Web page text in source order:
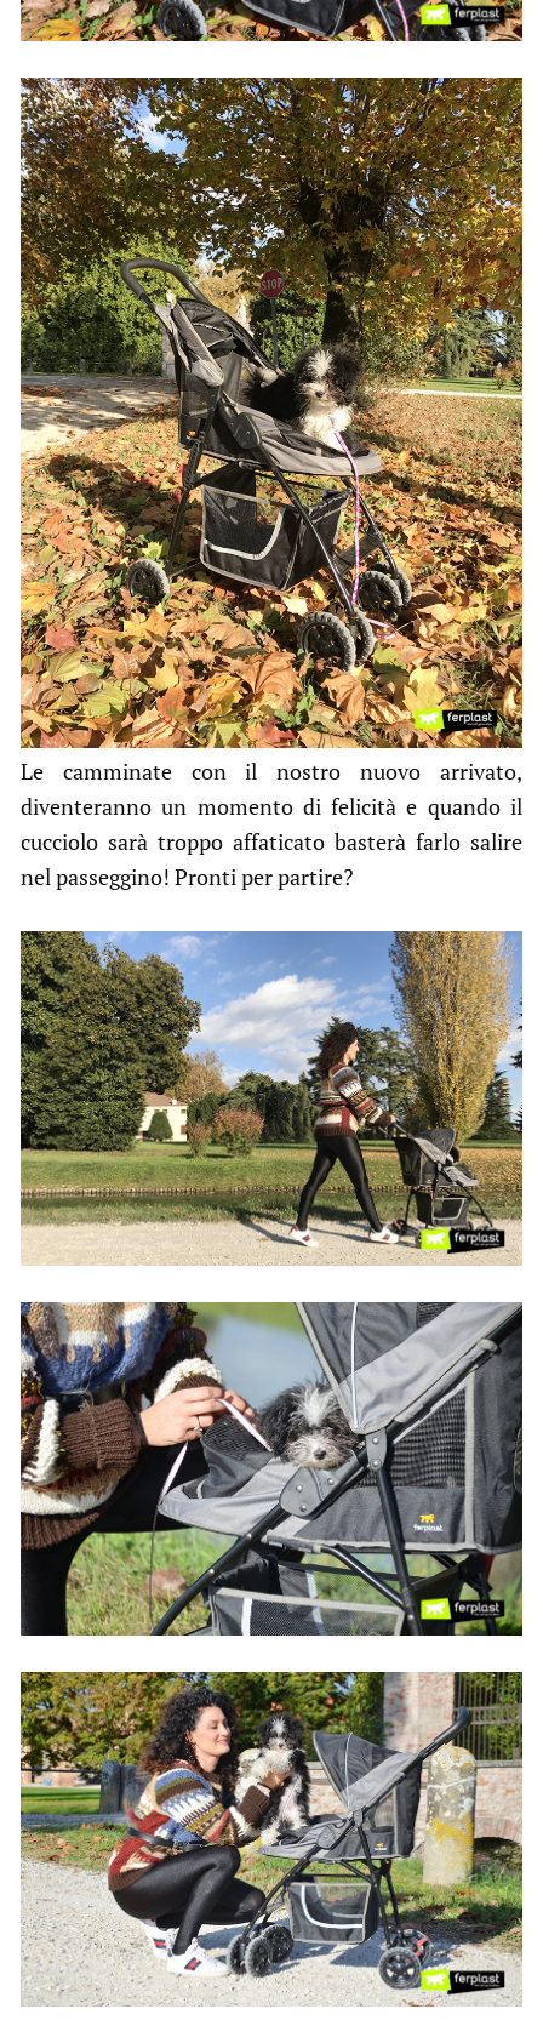
Le camminate con il nostro nuovo arrivato,
diventeranno un momento di felicità e quando il
cucciolo sarà troppo affaticato basterà farlo salire
nel passeggino! Pronti per partire?